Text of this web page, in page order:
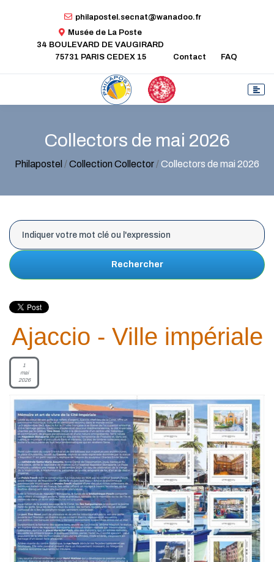
philapostel.secnat@wanadoo.fr
Musée de La Poste
34 BOULEVARD DE VAUGIRARD
75731 PARIS CEDEX 15
Contact FAQ
Collectors de mai 2026
Philapostel /Collection Collector /Collectors de mai 2026
Rechercher
Ajaccio - Ville impériale
1
mai
2026